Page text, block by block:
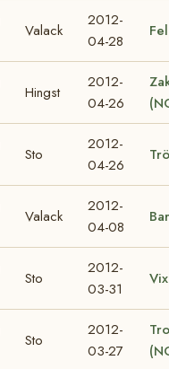
Valack
2012-
04-28
Hingst
2012-
04-26
Sto
2012-
04-26
Valack
2012-
04-08
Sto
2012-
03-31
Sto
2012-
03-27